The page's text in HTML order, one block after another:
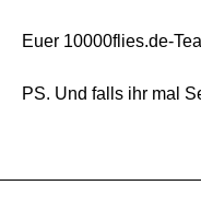
Euer 10000flies.de-
PS. Und falls ihr mal